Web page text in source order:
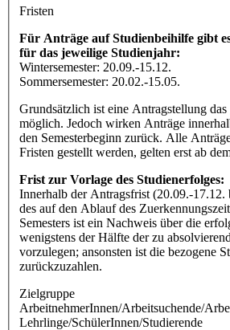
Fristen
Für Anträge auf Studienbeihilfe gibt
für das jeweilige Studienjahr:
Wintersemester: 20.09.-15.12.
Sommersemester: 20.02.-15.05.
Grundsätzlich ist eine Antragstellung das
möglich. Jedoch wirken Anträge
den Semesterbeginn zurück. Alle
Fristen gestellt werden, gelten erst ab
Frist zur Vorlage des Studienerfolges:
Innerhalb der Antragsfrist (20.09.-17.12.
des auf den Ablauf des
Semesters ist ein Nachweis über die
wenigstens der Hälfte der zu
vorzulegen; ansonsten ist die bezogene
zurückzuzahlen.
Zielgruppe
ArbeitnehmerInnen/Arbeitsuchende/
Lehrlinge/SchülerInnen/Studierende